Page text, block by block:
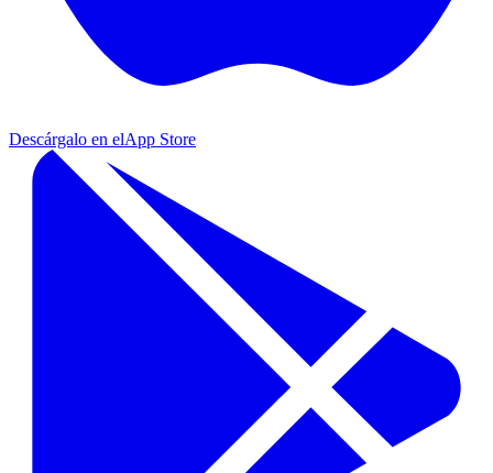
Descárgalo en elApp Store